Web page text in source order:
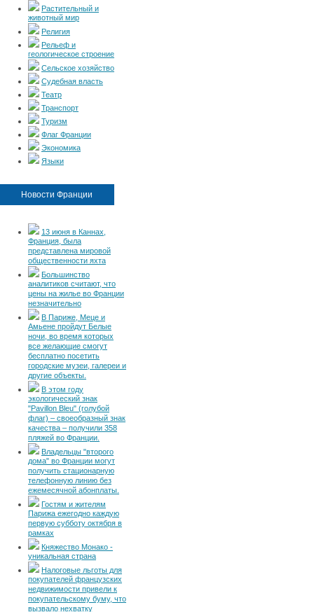
Растительный и
животный мир
Религия
Рельеф и
геологическое строение
Сельское хозяйство
Судебная власть
Театр
Транспорт
Туризм
Флаг Франции
Экономика
Языки
Новости Франции
13 июня в Каннах,
Франция, была
представлена мировой
общественности яхта
Большинство
аналитиков считают, что
цены на жилье во Франции
незначительно
В Париже, Меце и
Амьене пройдут Белые
ночи, во время которых
все желающие смогут
бесплатно посетить
городские музеи, галереи и
другие объекты.
В этом году
экологический знак
"Pavillon Bleu" (голубой
флаг) – своеобразный знак
качества – получили 358
пляжей во Франции.
Владельцы "второго
дома" во Франции могут
получить стационарную
телефонную линию без
ежемесячной абонплаты.
Гостям и жителям
Парижа ежегодно каждую
первую субботу октября в
рамках
Княжество Монако -
уникальная страна
Налоговые льготы для
покупателей французских
недвижимости привели к
покупательскому буму, что
вызвало нехватку